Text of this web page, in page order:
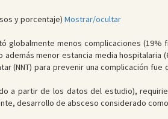
y porcentaje) Mostrar/ocultar
globalmente menos complicaciones (19%
menor estancia media hospitalaria
(NNT) para prevenir una complicación
a partir de los datos del estudio),
desarrollo de absceso considerado